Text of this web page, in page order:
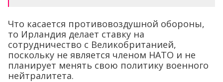
Что касается противовоздушной обороны,
то Ирландия делает ставку на
сотрудничество с Великобританией,
поскольку не является членом НАТО и не
планирует менять свою политику военного
нейтралитета.